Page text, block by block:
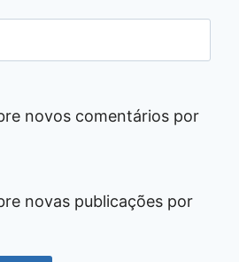
novos comentários por
novas publicações por